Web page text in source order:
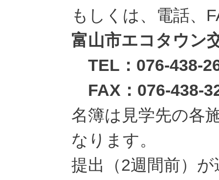
もしくは、電話、
富山市エコタウン
TEL：076-438-
FAX：076-438-
名簿は見学先の各
なります。
提出（2週間前）